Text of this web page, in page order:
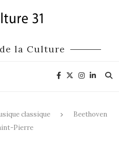
la Culture
classique
Beethoven
Pierre